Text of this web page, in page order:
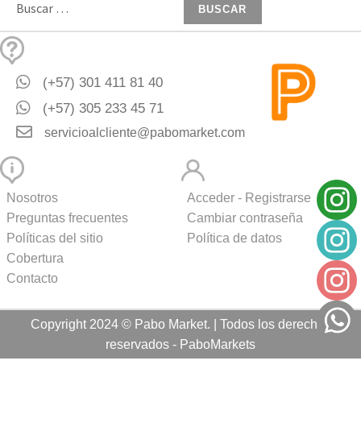
(+57) 301 411 81 40
(+57) 305 233 45 71
servicioalcliente@pabomarket.com
Nosotros
Preguntas frecuentes
Políticas del sitio
Cobertura
Contacto
Acceder - Registrarse
Cambiar contraseña
Política de datos
Copyright 2024 © Pabo Market. | Todos los derechos
reservados - PaboMarkets